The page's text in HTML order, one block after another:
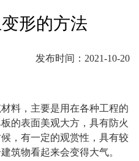
形的方法
发布时间：2021-10-20
料，主要是用在各种工程的
的表面美观大方，具有防火
，有一定的观赏性，具有较
筑物看起来会变得大气。